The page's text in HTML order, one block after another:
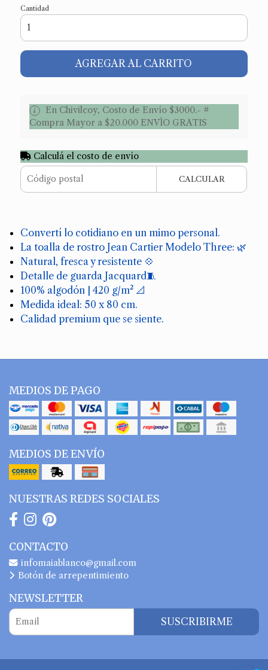
Cantidad
AGREGAR AL CARRITO
En Chivilcoy, Costo de Envío $3000.- #
Compra Mayor a $20.000 ENVÌO GRATIS
Calculá el costo de envío
CALCULAR
Convertí lo cotidiano en un mimo personal.
La toalla de rostro Jean Cartier Modelo Three: 🌿
Natural, fresca y resistente 💠
Detalle de guarda Jacquard🧵
100% algodón | 420 g/m² 📐
Medida ideal: 50 x 80 cm.
Calidad premium que se siente.
MEDIOS DE PAGO
MEDIOS DE ENVÍO
NUESTRAS REDES SOCIALES
CONTACTO
infomaiablanco@gmail.com
Botón de arrepentimiento
NEWSLETTER
SUSCRIBIRME